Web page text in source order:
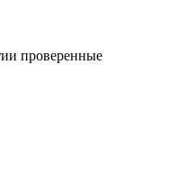
проверенные